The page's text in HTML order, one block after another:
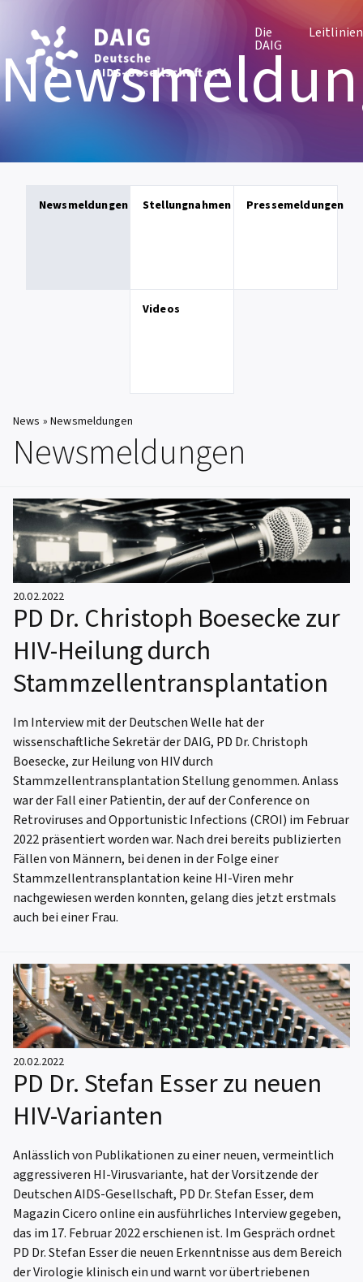
Die
DAIG
Leitlinien
Newsmeldungen Stellungnahmen Pressemeldungen
Videos
News » Newsmeldungen
Newsmeldungen
20.02.2022
PD Dr. Christoph Boesecke zur
HIV-Heilung durch
Stammzellentransplantation
Im Interview mit der Deutschen Welle hat der
wissenschaftliche Sekretär der DAIG, PD Dr. Christoph
Boesecke, zur Heilung von HIV durch
Stammzellentransplantation Stellung genommen. Anlass
war der Fall einer Patientin, der auf der Conference on
Retroviruses and Opportunistic Infections (CROI) im Februar
2022 präsentiert worden war. Nach drei bereits publizierten
Fällen von Männern, bei denen in der Folge einer
Stammzellentransplantation keine HI-Viren mehr
nachgewiesen werden konnten, gelang dies jetzt erstmals
auch bei einer Frau.
20.02.2022
PD Dr. Stefan Esser zu neuen
HIV-Varianten
Anlässlich von Publikationen zu einer neuen, vermeintlich
aggressiveren HI-Virusvariante, hat der Vorsitzende der
Deutschen AIDS-Gesellschaft, PD Dr. Stefan Esser, dem
Magazin Cicero online ein ausführliches Interview gegeben,
das im 17. Februar 2022 erschienen ist. Im Gespräch ordnet
PD Dr. Stefan Esser die neuen Erkenntnisse aus dem Bereich
der Virologie klinisch ein und warnt vor übertriebenen